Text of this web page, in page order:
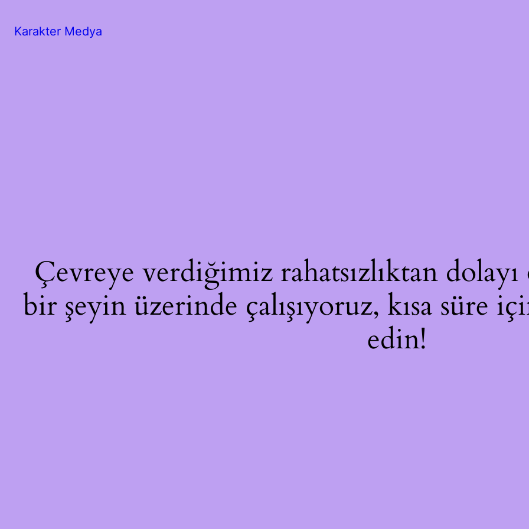
Karakter Medya
Çevreye verdiğimiz rahatsızlıktan
bir şeyin üzerinde çalışıyoruz, kısa süre
edin!